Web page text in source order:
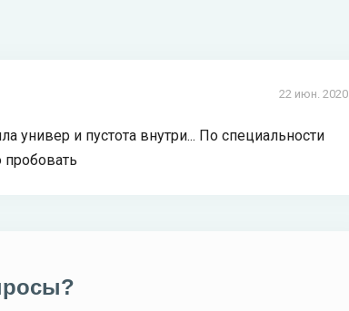
22 июн. 2020
универ и пустота внутри... По специальности
пробовать